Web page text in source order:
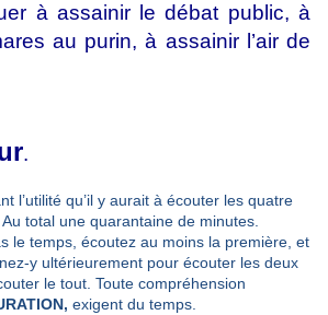
à assainir le débat public, à
au purin, à assainir l’air de
.
l’utilité qu’il y aurait à écouter les quatre
total une quarantaine de minutes.
le temps, écoutez au moins la première, et
y ultérieurement pour écouter les deux
le tout. Toute compréhension
exigent du temps.